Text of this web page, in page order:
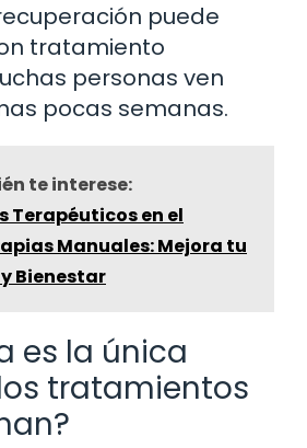
puede
tratamiento
personas ven
pocas semanas.
te interese:
Terapéuticos en el
Manuales: Mejora tu
Bienestar
es la única
tratamientos